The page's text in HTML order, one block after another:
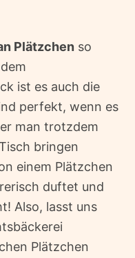
Plätzchen so
ist es auch die
perfekt, wenn es
man trotzdem
bringen
einem Plätzchen
duftet und
Also, lasst uns
Plätzchen